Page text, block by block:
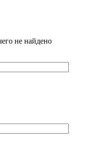
не найдено